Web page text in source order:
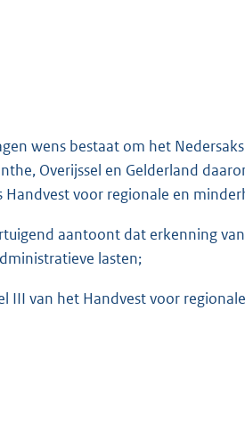
wens bestaat om het
Overijssel en Gelderland
voor regionale en
aantoont dat erkenning
lasten;
III van het Handvest voor